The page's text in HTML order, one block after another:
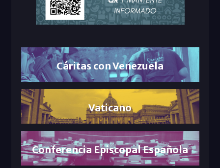
Cáritas con Venezuela
Vaticano
Conferencia Episcopal Española